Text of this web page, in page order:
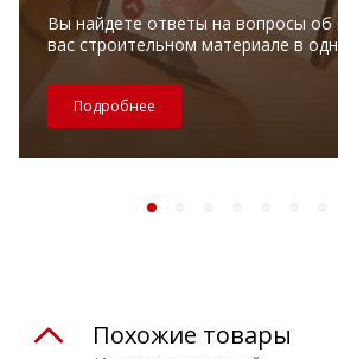
Вы найдете ответы на вопросы
вас строительном материале в
Подробнее
Похожие товары